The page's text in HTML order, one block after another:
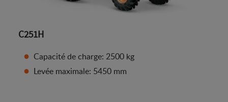
C251H
Capacité de charge: 2500 kg
Levée maximale: 5450 mm